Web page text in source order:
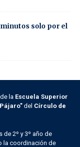
solo por el
la Escuela Superior
del Círculo de
2º y 3º año de
la coordinación de